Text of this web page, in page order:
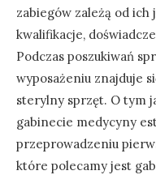
zabiegów zależą od ich
kwalifikacje,
Podczas poszukiwań
wyposażeniu znajduje
sterylny sprzęt. O tym
gabinecie medycyny
przeprowadzeniu
które polecamy jest